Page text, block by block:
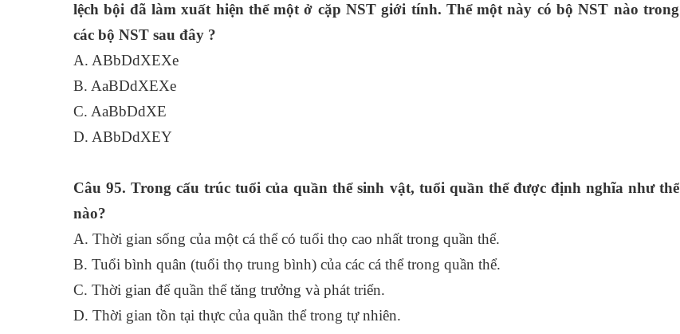
lệch bội đã làm xuất hiện thể một ở cặp NST giới tính. Thể một này có bộ NST nào trong
các bộ NST sau đây ?
A. ABbDdXEXe
B. AaBDdXEXe
C. AaBbDdXE
D. ABbDdXEY
Câu 95. Trong cấu trúc tuổi của quần thể sinh vật, tuổi quần thể được định nghĩa như thế
nào?
A. Thời gian sống của một cá thể có tuổi thọ cao nhất trong quần thể.
B. Tuổi bình quân (tuổi thọ trung bình) của các cá thể trong quần thể.
C. Thời gian để quần thể tăng trưởng và phát triển.
D. Thời gian tồn tại thực của quần thể trong tự nhiên.